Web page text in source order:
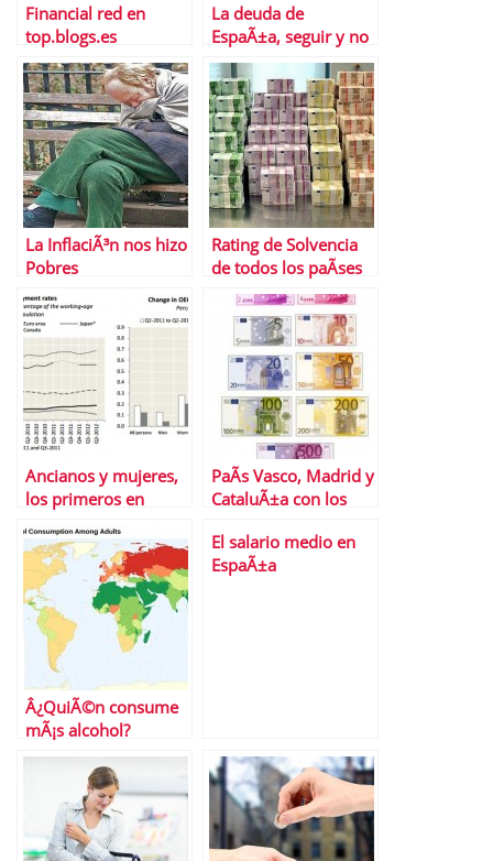
Financial red en
top.blogs.es
La deuda de
EspaÃ±a, seguir y no
parar
La InflaciÃ³n nos hizo
Pobres
Rating de Solvencia
de todos los paÃ­ses
Ancianos y mujeres,
los primeros en
segÃºn la OCDE
PaÃ­s Vasco, Madrid y
CataluÃ±a con los
EspaÃ±a
Â¿QuiÃ©n consume
mÃ¡s alcohol?
El salario medio en
EspaÃ±a